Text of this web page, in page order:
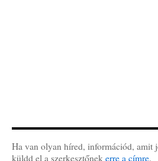
Ha van olyan híred, információd, amit
küldd el a szerkesztőnek erre a címre.